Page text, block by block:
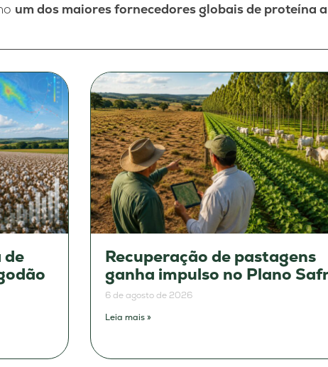
um dos maiores fornecedores globais de proteína
de
Recuperação de pastagens
ganha impulso no Plano
6 de agosto de 2026
Leia mais »